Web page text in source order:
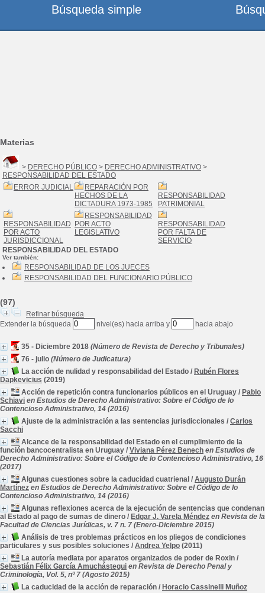
Materias
> DERECHO PÚBLICO > DERECHO ADMINISTRATIVO >
RESPONSABILIDAD DEL ESTADO
ERROR JUDICIAL
REPARACIÓN POR
HECHOS DE LA
DICTADURA 1973-1985
RESPONSABILIDAD
PATRIMONIAL
RESPONSABILIDAD
POR ACTO
JURISDICCIONAL
RESPONSABILIDAD
POR ACTO
LEGISLATIVO
RESPONSABILIDAD
POR FALTA DE
SERVICIO
RESPONSABILIDAD DEL ESTADO
Ver también:
RESPONSABILIDAD DE LOS JUECES
RESPONSABILIDAD DEL FUNCIONARIO PÚBLICO
(97)
Refinar búsqueda
Extender la búsqueda
nivel(es) hacia arriba y hacia abajo
35 - Diciembre 2018 (Número de Revista de Derecho y Tribunales)
76 - julio (Número de Judicatura)
La acción de nulidad y responsabilidad del Estado / Rubén Flores
Dapkevicius (2019)
Acción de repetición contra funcionarios públicos en el Uruguay / Pablo
Schiavi en Estudios de Derecho Administrativo: Sobre el Código de lo
Contencioso Administrativo, 14 (2016)
Ajuste de la administración a las sentencias jurisdiccionales / Carlos
Sacchi
Alcance de la responsabilidad del Estado en el cumplimiento de la
función bancocentralista en Uruguay / Viviana Pérez Benech en Estudios de
Derecho Administrativo: Sobre el Código de lo Contencioso Administrativo, 16
(2017)
Algunas cuestiones sobre la caducidad cuatrienal / Augusto Durán
Martínez en Estudios de Derecho Administrativo: Sobre el Código de lo
Contencioso Administrativo, 14 (2016)
Algunas reflexiones acerca de la ejecución de sentencias que condenan
al Estado al pago de sumas de dinero / Edgar J. Varela Méndez en Revista de la
Facultad de Ciencias Jurídicas, v. 7 n. 7 (Enero-Diciembre 2015)
Análisis de tres problemas prácticos en los pliegos de condiciones
particulares y sus posibles soluciones / Andrea Yelpo (2011)
La autoría mediata por aparatos organizados de poder de Roxin /
Sebastián Félix García Amuchástegui en Revista de Derecho Penal y
Criminología, Vol. 5, nº 7 (Agosto 2015)
La caducidad de la acción de reparación / Horacio Cassinelli Muñoz
Búsqueda simple